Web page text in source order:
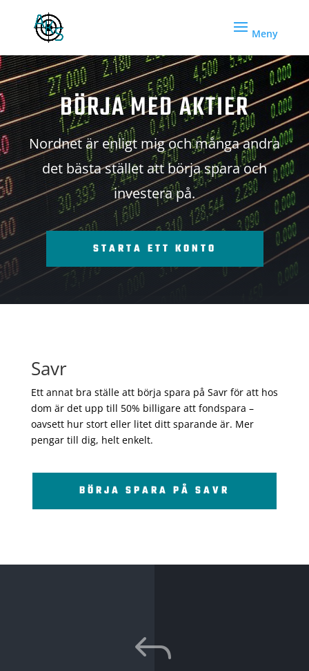
BÖRJA MED AKTIER
Nordnet är enligt mig och många andra
det bästa stället att börja spara och
investera på.
STARTA ETT KONTO
Savr
Ett annat bra ställe att börja spara på Savr för att hos
dom är det upp till 50% billigare att fondspara –
oavsett hur stort eller litet ditt sparande är. Mer
pengar till dig, helt enkelt.
BÖRJA SPARA PÅ SAVR
J